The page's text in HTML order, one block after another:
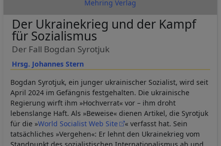
Mehring Verlag
Hrsg. Johannes Stern
Der Ukrainekrieg und der Kampf
für Sozialismus
Der Fall Bogdan Syrotjuk
Bogdan Syrotjuk, ein junger ukrainischer Sozialist, wird seit
April 2024 im Gefängnis festgehalten. Die ukrainische
Regierung wirft ihm »Hochverrat« vor – ihm droht
lebenslange Haft. Als »Beweise« dienen Artikel, die Syrotjuk
für die »World Socialist Web Site
« verfasst hat. Sein
tatsächliches »Vergehen«: Er lehnt den Ukrainekrieg vom